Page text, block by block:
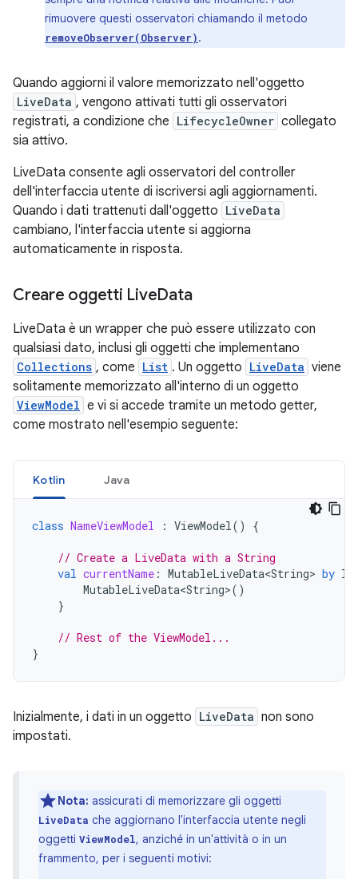
rimuovere questi osservatori chiamando il metodo
removeObserver(Observer).
Quando aggiorni il valore memorizzato nell'oggetto
LiveData , vengono attivati tutti gli osservatori
registrati, a condizione che LifecycleOwner collegato
sia attivo.
LiveData consente agli osservatori del controller
dell'interfaccia utente di iscriversi agli aggiornamenti.
Quando i dati trattenuti dall'oggetto LiveData
cambiano, l'interfaccia utente si aggiorna
automaticamente in risposta.
Creare oggetti LiveData
LiveData è un wrapper che può essere utilizzato con
qualsiasi dato, inclusi gli oggetti che implementano
Collections , come List . Un oggetto LiveData viene
solitamente memorizzato all'interno di un oggetto
ViewModel e vi si accede tramite un metodo getter,
come mostrato nell'esempio seguente:
Kotlin Java
class NameViewModel : ViewModel() {
// Create a LiveData with a String
val currentName : MutableLiveData<String> by
MutableLiveData<String>()
}
// Rest of the ViewModel...
}
Inizialmente, i dati in un oggetto LiveData non sono
impostati.
Nota: assicurati di memorizzare gli oggetti
LiveData che aggiornano l'interfaccia utente negli
oggetti ViewModel, anziché in un'attività o in un
frammento, per i seguenti motivi: